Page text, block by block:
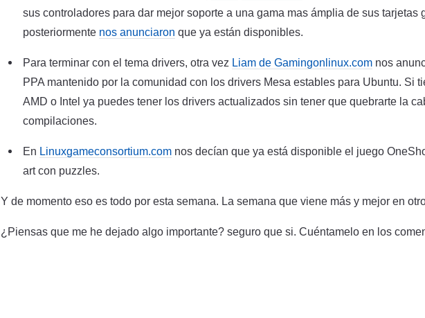
sus controladores para dar mejor soporte a una gama mas ámplia de sus tarjetas
posteriormente nos anunciaron que ya están disponibles.
Para terminar con el tema drivers, otra vez Liam de Gamingonlinux.com nos
PPA mantenido por la comunidad con los drivers Mesa estables para Ubuntu. Si
AMD o Intel ya puedes tener los drivers actualizados sin tener que quebrarte la
compilaciones.
En Linuxgameconsortium.com nos decían que ya está disponible el juego
art con puzzles.
Y de momento eso es todo por esta semana. La semana que viene más y mejor en
¿Piensas que me he dejado algo importante? seguro que si. Cuéntamelo en los